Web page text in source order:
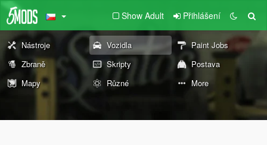
Show Adult Přihlášení
Nástroje Vozidla
Paint Jobs
Zbraně
Skripty
Postava
Mapy
Různé More